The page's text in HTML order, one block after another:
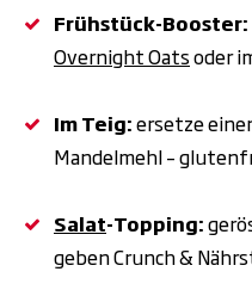
Frühstück-Booster:
Overnight Oatsoder
Im Teig:ersetze
Mandelmehl –
Salat-Topping:
geben Crunch &